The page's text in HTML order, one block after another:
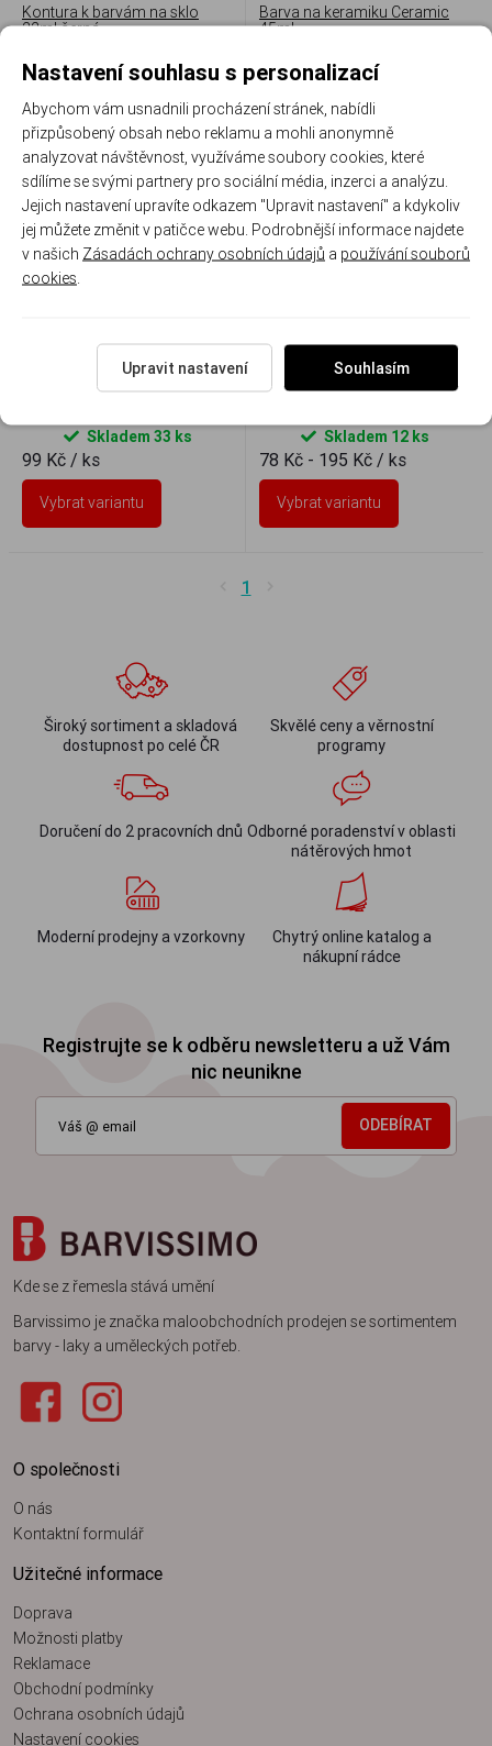
Kontura k barvám na sklo
22ml černá
Skladem 6 ks
ks
Barva na keramiku Ceramic
45ml
Skladem 31 ks
Vybrat variantu
Barva na sklo Vitrail 45ml
Skladem 33 ks
99 Kč / ks
Vybrat variantu
Glazura lesklá na keramiku
Skladem 12 ks
78 Kč - 195 Kč / ks
Vybrat variantu
1
Široký sortiment a skladová
dostupnost po celé ČR
Skvělé ceny a věrnostní
programy
Doručení do 2 pracovních dnů Odborné poradenství v oblasti
nátěrových hmot
Moderní prodejny a vzorkovny
Chytrý online katalog a
nákupní rádce
Registrujte se k odběru newsletteru a už Vám
nic neunikne
ODEBÍRAT
Kde se z řemesla stává umění
Barvissimo je značka maloobchodních prodejen se sortimentem
barvy - laky a uměleckých potřeb.
O společnosti
O nás
Kontaktní formulář
Užitečné informace
Doprava
Možnosti platby
Reklamace
Obchodní podmínky
Ochrana osobních údajů
Nastavení cookies
Nastavení souhlasu s personalizací
Abychom vám usnadnili procházení stránek, nabídli
přizpůsobený obsah nebo reklamu a mohli anonymně
analyzovat návštěvnost, využíváme soubory cookies, které
sdílíme se svými partnery pro sociální média, inzerci a analýzu.
Jejich nastavení upravíte odkazem "Upravit nastavení" a kdykoliv
jej můžete změnit v patičce webu. Podrobnější informace najdete
v našich Zásadách ochrany osobních údajů a používání souborů
cookies
Upravit nastavení Souhlasím